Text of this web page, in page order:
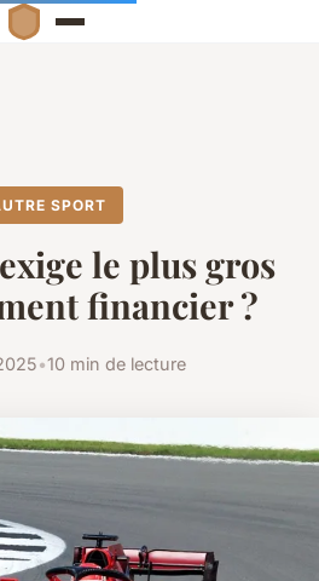
SPORT
le plus gros
financier ?
•10 min de lecture